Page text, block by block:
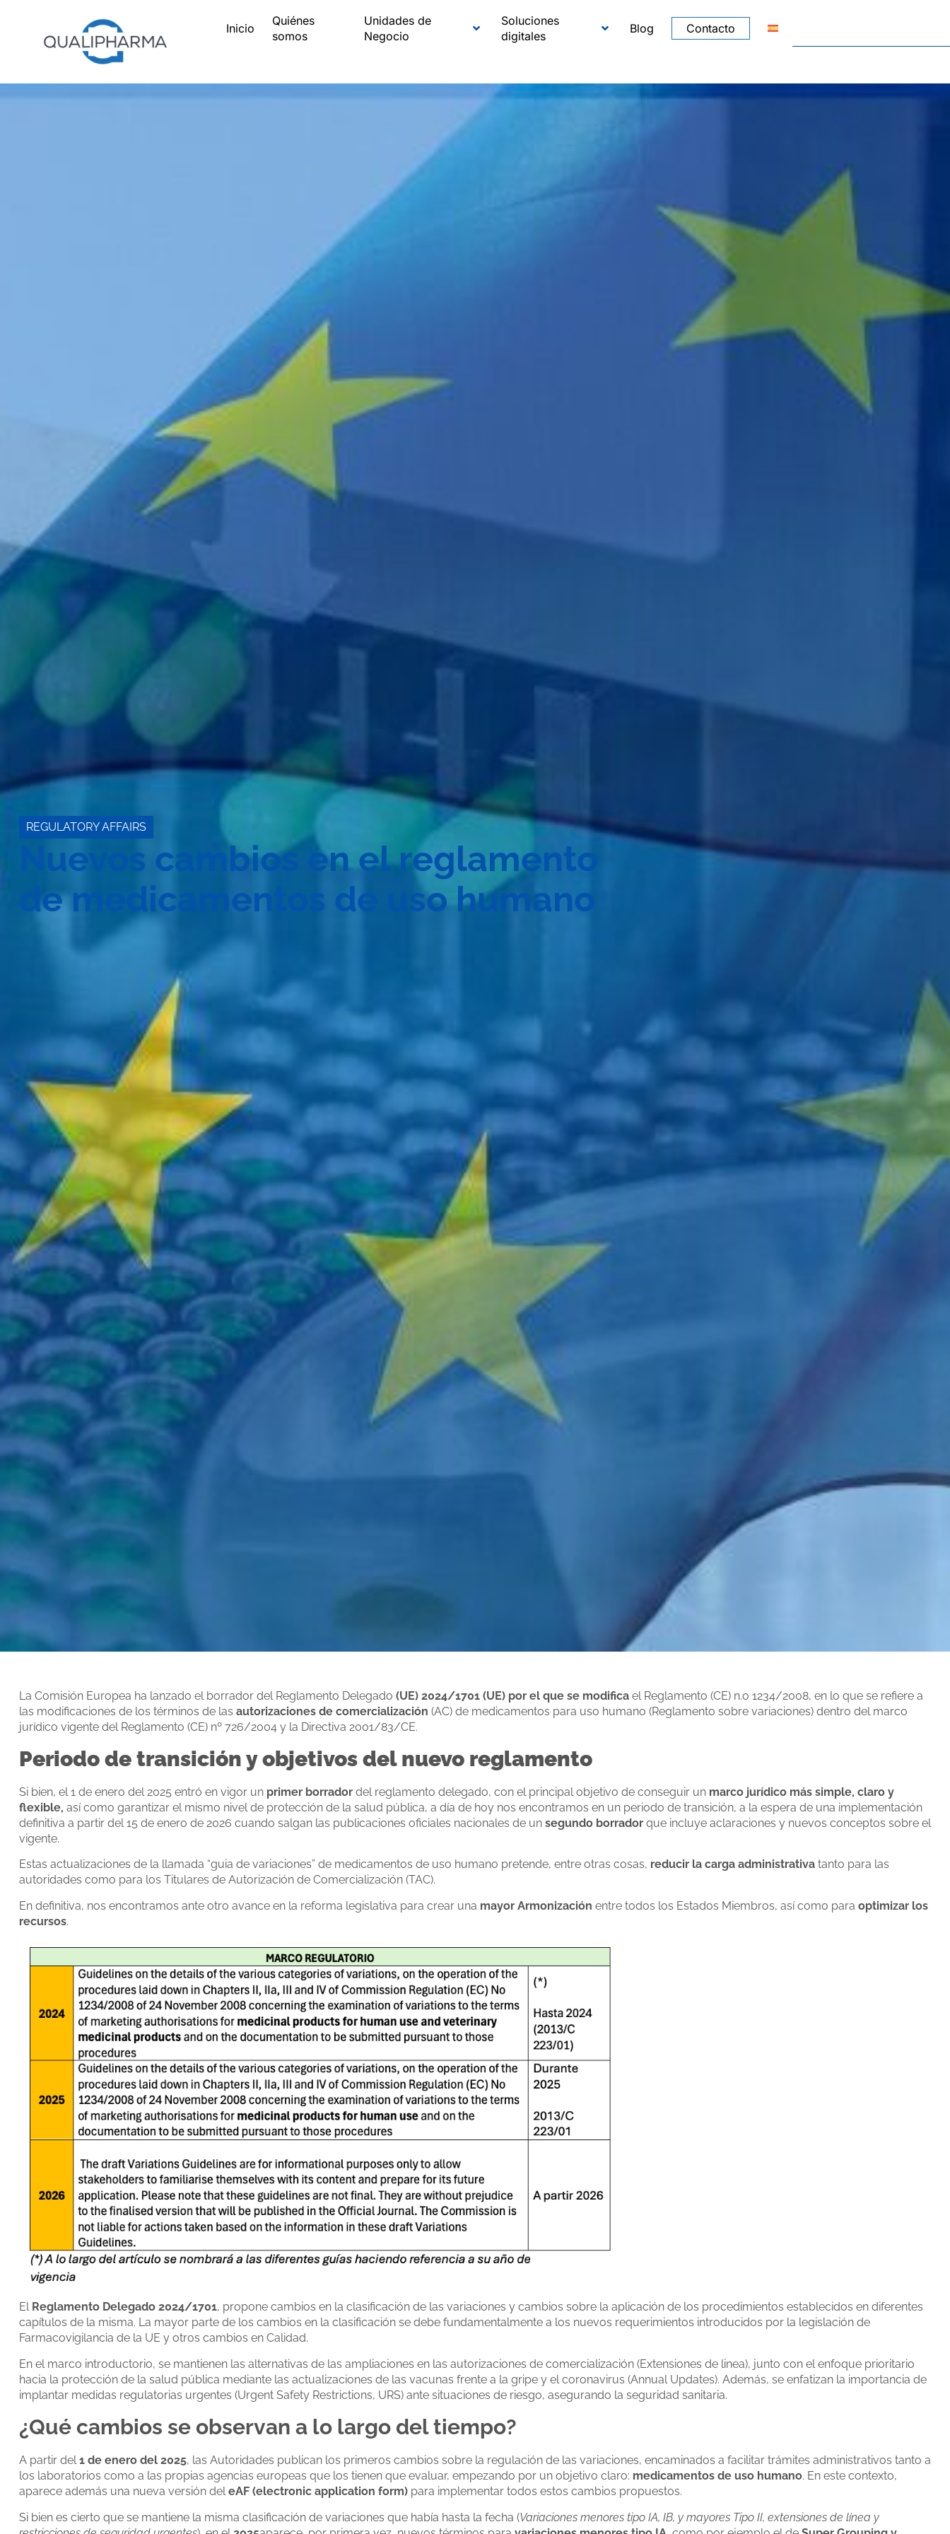
Inicio
Quiénes
somos
Unidades de
Negocio
Soluciones
digitales
Blog Contacto
REGULATORY AFFAIRS
Nuevos cambios en el reglamento
de medicamentos de uso humano
La Comisión Europea ha lanzado el borrador del Reglamento Delegado (UE) 2024/1701 (UE) por el que se modifica el Reglamento (CE) n.o 1234/2008, en lo que se refiere a
las modificaciones de los términos de las autorizaciones de comercialización (AC) de medicamentos para uso humano (Reglamento sobre variaciones) dentro del marco
jurídico vigente del Reglamento (CE) nº 726/2004 y la Directiva 2001/83/CE.
Periodo de transición y objetivos del nuevo reglamento
Si bien, el 1 de enero del 2025 entró en vigor un primer borradordel reglamento delegado, con el principal objetivo de conseguir un marco jurídico más simple, claro y
flexible, así como garantizar el mismo nivel de protección de la salud pública, a día de hoy nos encontramos en un periodo de transición, a la espera de una implementación
definitiva a partir del 15 de enero de 2026 cuando salgan las publicaciones oficiales nacionales de un segundo borrador que incluye aclaraciones y nuevos conceptos sobre el
vigente.
Estas actualizaciones de la llamada “guia de variaciones” de medicamentos de uso humano pretende, entre otras cosas, reducir la carga administrativatanto para las
autoridades como para los Titulares de Autorización de Comercialización (TAC).
En definitiva, nos encontramos ante otro avance en la reforma legislativa para crear una mayor Armonización entre todos los Estados Miembros, así como para optimizar los
recursos.
ElReglamento Delegado 2024/1701, propone cambios en la clasificación de las variaciones y cambios sobre la aplicación de los procedimientos establecidos en diferentes
capítulos de la misma. La mayor parte de los cambios en la clasificación se debe fundamentalmente a los nuevos requerimientos introducidos por la legislación de
Farmacovigilancia de la UE y otros cambios en Calidad.
En el marco introductorio, se mantienen las alternativas de las ampliaciones en las autorizaciones de comercialización (Extensiones de linea), junto con el enfoque prioritario
hacia la protección de la salud pública mediante las actualizaciones de las vacunas frente a la gripe y el coronavirus (Annual Updates). Además, se enfatizan la importancia de
implantar medidas regulatorias urgentes (Urgent Safety Restrictions, URS) ante situaciones de riesgo, asegurando la seguridad sanitaria.
¿Qué cambios se observan a lo largo del tiempo?
A partir del1 de enero del 2025, las Autoridades publican los primeros cambios sobre la regulación de las variaciones, encaminados a facilitar trámites administrativos tanto a
los laboratorios como a las propias agencias europeas que los tienen que evaluar, empezando por un objetivo claro: medicamentos de uso humano. En este contexto,
aparece además una nueva versión deleAF (electronic application form)para implementar todos estos cambios propuestos.
Si bien es cierto que se mantiene la misma clasificación de variaciones que había hasta la fecha (Variaciones menores tipo IA, IB, y mayores Tipo II, extensiones de línea y